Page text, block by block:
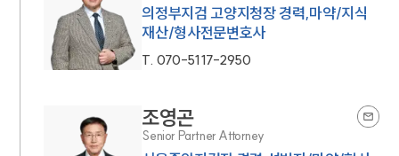
의정부지검 고양지청장 경력,마약/지식
재산/형사전문변호사
T. 070-5117-2950
조영곤
Senior Partner Attorney